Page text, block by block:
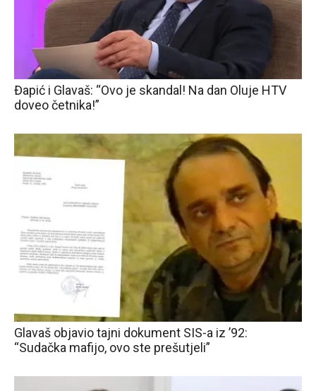
Đapić i Glavaš: “Ovo je skandal! Na dan Oluje HTV
doveo četnika!”
Glavaš objavio tajni dokument SIS-a iz ’92:
“Sudačka mafijo, ovo ste prešutjeli”